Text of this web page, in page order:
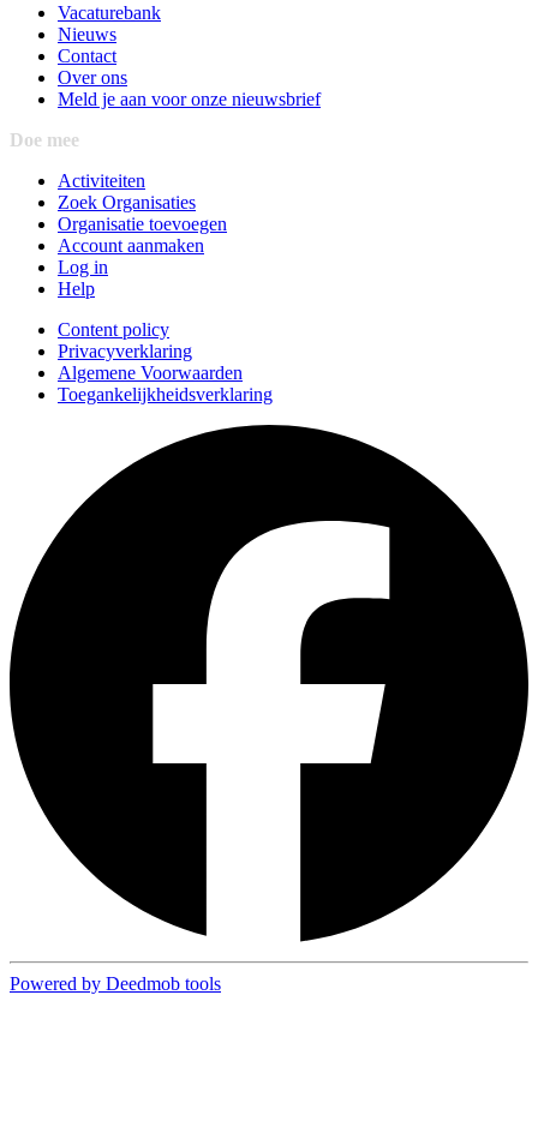
Vacaturebank
Nieuws
Contact
Over ons
Meld je aan voor onze nieuwsbrief
Doe mee
Activiteiten
Zoek Organisaties
Organisatie toevoegen
Account aanmaken
Log in
Help
Content policy
Privacyverklaring
Algemene Voorwaarden
Toegankelijkheidsverklaring
Powered by Deedmob tools